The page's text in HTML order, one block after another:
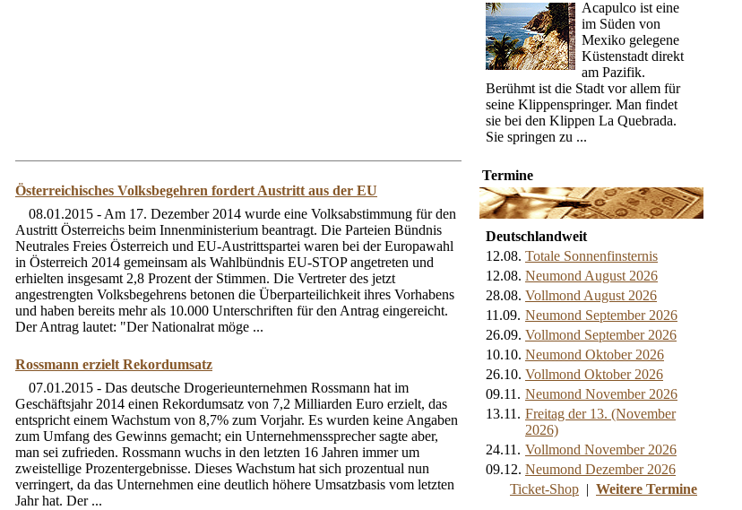
Österreichisches Volksbegehren fordert Austritt aus der EU
08.01.2015 - Am 17. Dezember 2014 wurde eine Volksabstimmung für den
Austritt Österreichs beim Innenministerium beantragt. Die Parteien Bündnis
Neutrales Freies Österreich und EU-Austrittspartei waren bei der Europawahl
in Österreich 2014 gemeinsam als Wahlbündnis EU-STOP angetreten und
erhielten insgesamt 2,8 Prozent der Stimmen. Die Vertreter des jetzt
angestrengten Volksbegehrens betonen die Überparteilichkeit ihres Vorhabens
und haben bereits mehr als 10.000 Unterschriften für den Antrag eingereicht.
Der Antrag lautet: "Der Nationalrat möge ...
Rossmann erzielt Rekordumsatz
07.01.2015 - Das deutsche Drogerieunternehmen Rossmann hat im
Geschäftsjahr 2014 einen Rekordumsatz von 7,2 Milliarden Euro erzielt, das
entspricht einem Wachstum von 8,7% zum Vorjahr. Es wurden keine Angaben
zum Umfang des Gewinns gemacht; ein Unternehmenssprecher sagte aber,
man sei zufrieden. Rossmann wuchs in den letzten 16 Jahren immer um
zweistellige Prozentergebnisse. Dieses Wachstum hat sich prozentual nun
verringert, da das Unternehmen eine deutlich höhere Umsatzbasis vom letzten
Jahr hat. Der ...
Acapulco ist eine
im Süden von
Mexiko gelegene
Küstenstadt direkt
am Pazifik.
Berühmt ist die Stadt vor allem für
seine Klippenspringer. Man findet
sie bei den Klippen La Quebrada.
Sie springen zu ...
Termine
Deutschlandweit
12.08. Totale Sonnenfinsternis
12.08. Neumond August 2026
28.08. Vollmond August 2026
11.09. Neumond September 2026
26.09. Vollmond September 2026
10.10. Neumond Oktober 2026
26.10. Vollmond Oktober 2026
09.11. Neumond November 2026
13.11. Freitag der 13. (November
2026)
24.11. Vollmond November 2026
09.12. Neumond Dezember 2026
Ticket-Shop | Weitere Termine